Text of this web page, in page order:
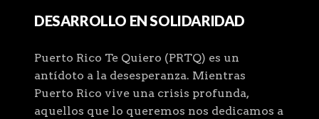
DESARROLLO EN SOLIDARIDAD
Puerto Rico Te Quiero (PRTQ) es un
antídoto a la desesperanza. Mientras
Puerto Rico vive una crisis profunda,
aquellos que lo queremos nos dedicamos a